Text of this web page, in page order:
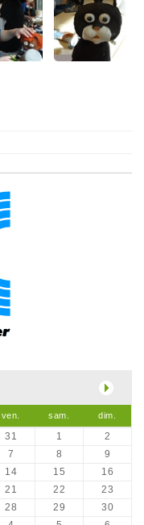
ven. sam. dim.
31 1
2
7 8
9
14 15
16
21 22
23
28 29
30